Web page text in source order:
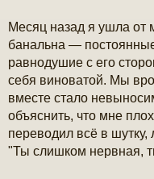
е
Месяц назад я ушла от
банальна —
равнодушие с его
себя виноватой. Мы
вместе стало
объяснить, что мне
переводил всё в
"Ты слишком нервная,